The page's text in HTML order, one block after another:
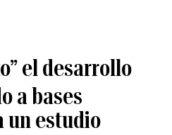
el desarrollo
a bases
un estudio